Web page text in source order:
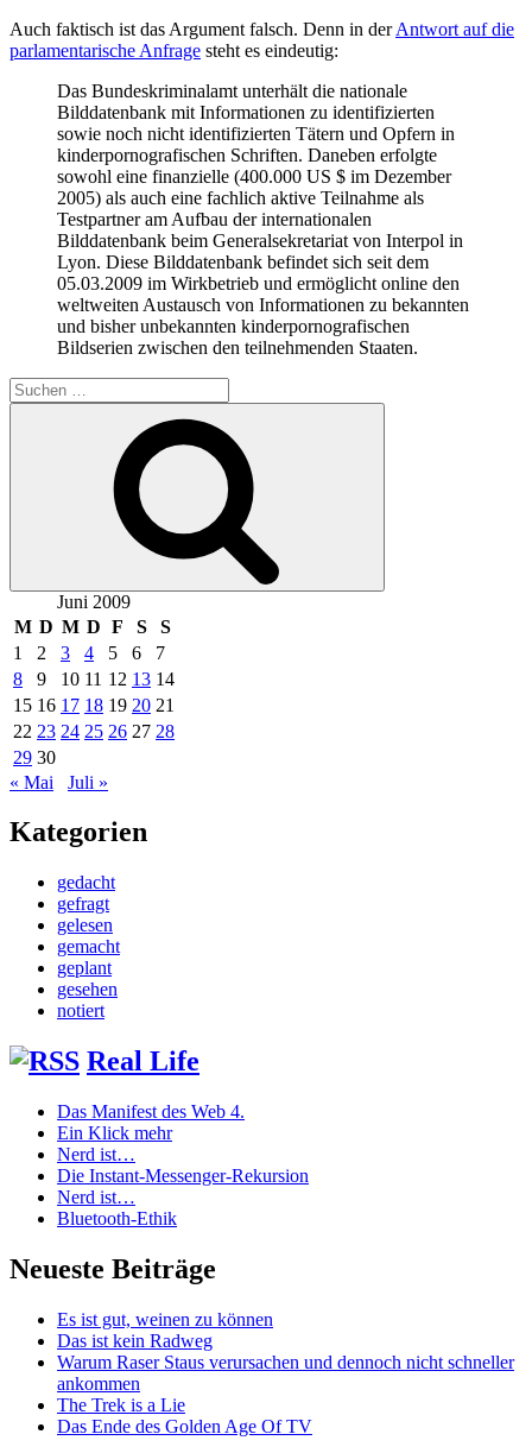
Auch faktisch ist das Argument falsch. Denn in derAntwort auf die
parlamentarische Anfrage steht es eindeutig:
Das Bundeskriminalamt unterhält die nationale
Bilddatenbank mit Informationen zu identifizierten
sowie noch nicht identifizierten Tätern und Opfern in
kinderpornografischen Schriften. Daneben erfolgte
sowohl eine finanzielle (400.000 US $ im Dezember
2005) als auch eine fachlich aktive Teilnahme als
Testpartner am Aufbau der internationalen
Bilddatenbank beim Generalsekretariat von Interpol in
Lyon. Diese Bilddatenbank befindet sich seit dem
05.03.2009 im Wirkbetrieb und ermöglicht online den
weltweiten Austausch von Informationen zu bekannten
und bisher unbekannten kinderpornografischen
Bildserien zwischen den teilnehmenden Staaten.
Suchen
nach:
Juni 2009
M D M D F S
S
1
2 3 4 5 6
7
8
9 10 11 12 13 14
15 16 17 18 19 20 21
22 23 24 25 26 27 28
29 30
« Mai
Juli »
Kategorien
gedacht
gefragt
gelesen
gemacht
geplant
gesehen
notiert
Real Life
Das Manifest des Web 4.
Ein Klick mehr
Nerd ist…
Die Instant-Messenger-Rekursion
Nerd ist…
Bluetooth-Ethik
Neueste Beiträge
Es ist gut, weinen zu können
Das ist kein Radweg
Warum Raser Staus verursachen und dennoch nicht schneller
ankommen
The Trek is a Lie
Das Ende des Golden Age Of TV